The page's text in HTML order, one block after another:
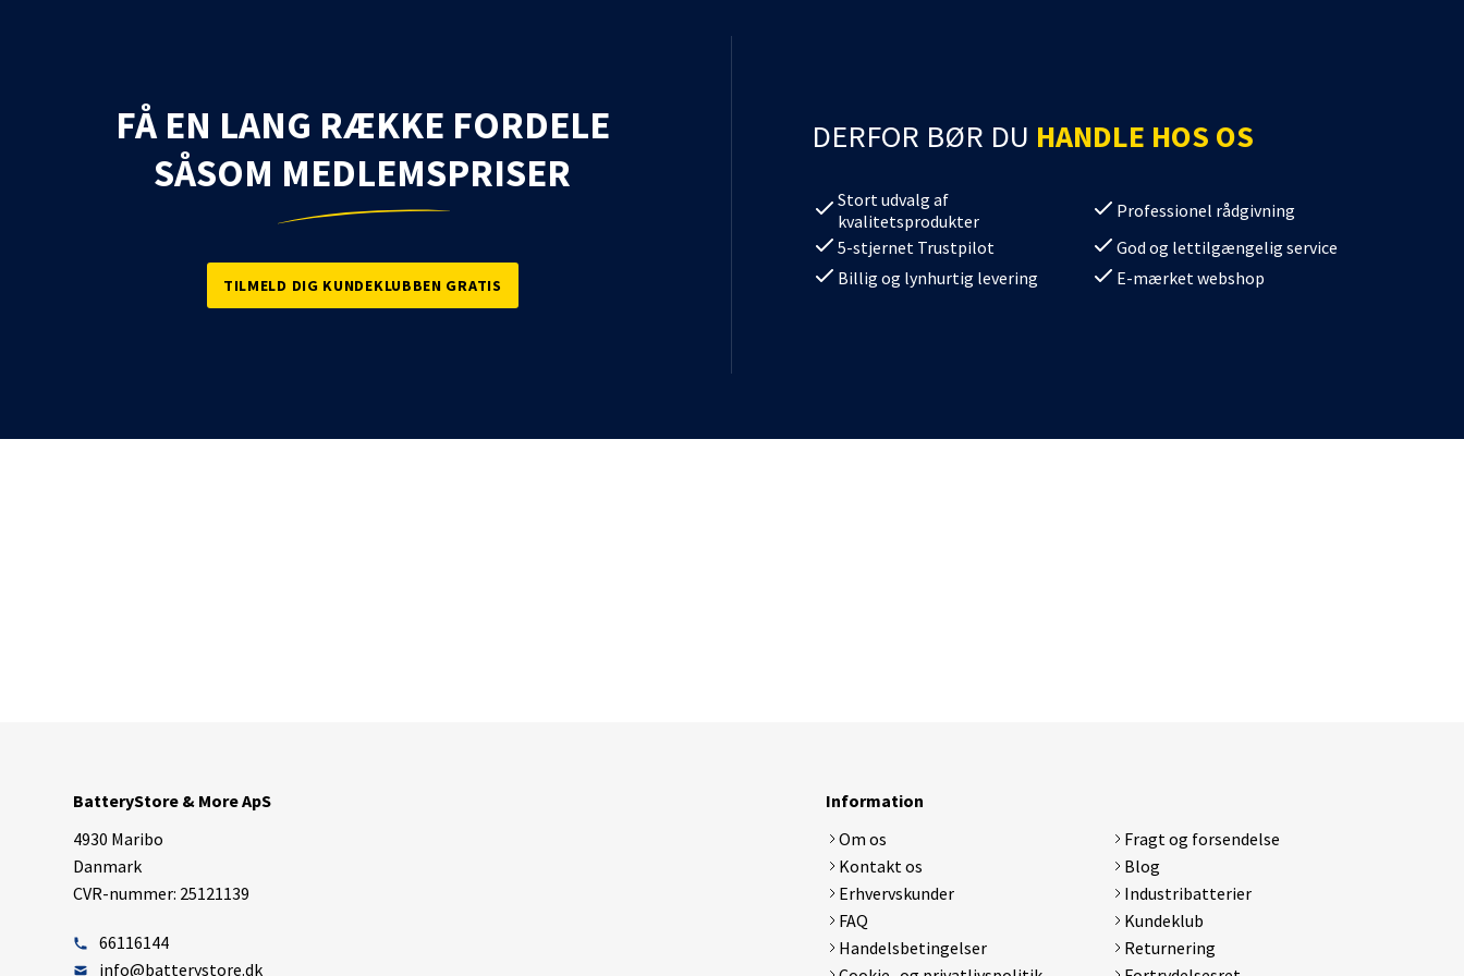
FÅ EN LANG RÆKKE FORDELE
SÅSOM MEDLEMSPRISER
TILMELD DIG KUNDEKLUBBEN GRATIS
DERFOR BØR DU HANDLE HOS OS
Stort udvalg af
kvalitetsprodukter
Professionel rådgivning
5-stjernet Trustpilot
God og lettilgængelig service
Billig og lynhurtig levering
E-mærket webshop
BatteryStore & More ApS
4930 Maribo
Danmark
CVR-nummer: 25121139
66116144
info@batterystore.dk
Information
Om os
Kontakt os
Erhvervskunder
FAQ
Handelsbetingelser
Fragt og forsendelse
Blog
Industribatterier
Kundeklub
Returnering